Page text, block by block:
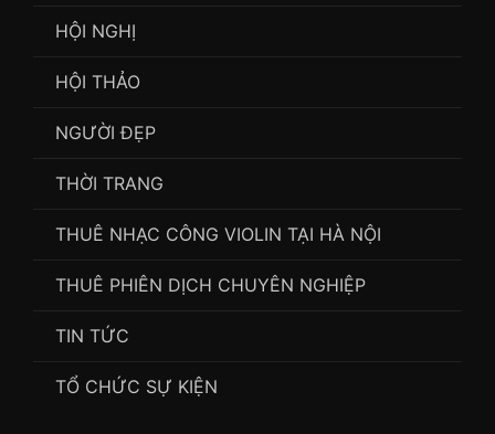
HỘI NGHỊ
HỘI THẢO
NGƯỜI ĐẸP
THỜI TRANG
THUÊ NHẠC CÔNG VIOLIN TẠI HÀ NỘI
THUÊ PHIÊN DỊCH CHUYÊN NGHIỆP
TIN TỨC
TỔ CHỨC SỰ KIỆN